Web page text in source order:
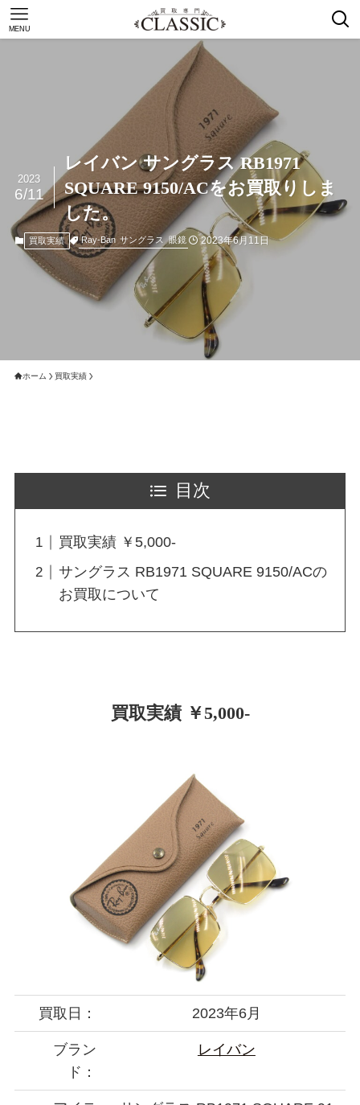
MENU
レイバン サングラス RB1971
SQUARE 9150/ACをお買取りしま
した。
2023
6/11
買取実績 Ray-Ban サングラス 眼鏡 2023年6月11日
ホーム 買取実績
目次
買取実績 ￥5,000-
サングラス RB1971 SQUARE 9150/ACの
お買取について
買取実績 ￥5,000-
買取日： 2023年6月
ブラン
ド：
レイバン